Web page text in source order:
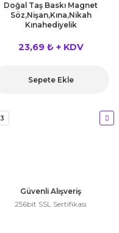
Doğal Taş Baskı Magnet
Söz,Nişan,Kına,Nikah
Kınahediyelik
23,69 ₺ + KDV
Sepete Ekle
3
Güvenli Alışveriş
256bit SSL Sertifikası